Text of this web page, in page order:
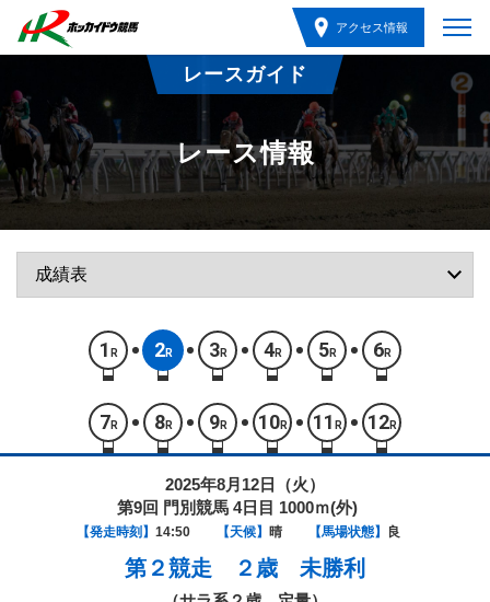
アクセス情報
レースガイド
レース情報
1 R 2R 3R 4R 5R 6R
7 R 8R 9R 10R 11 R 12R
2025年8月12日（火）
第9回 門別競馬 4日目 1000ｍ(外)
【発走時刻】 14:50 【天候】 晴 【馬場状態】 良
第２競走 ２歳 未勝利